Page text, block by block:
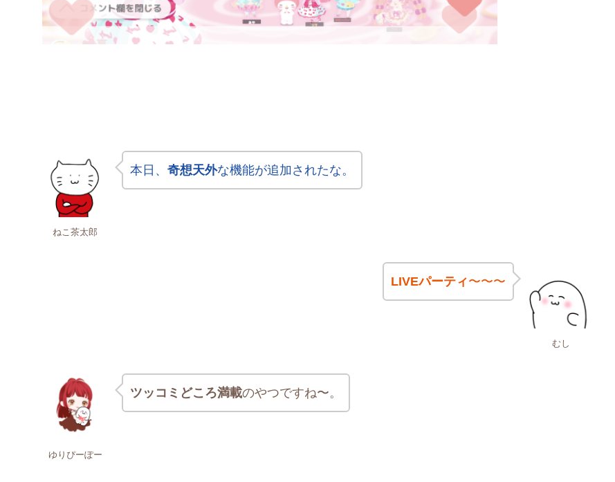
ねこ茶太郎
本日、奇想天外な機能が追加されたな。
むし
LIVEパーティ〜〜〜
ゆりぴーぽー
ツッコミどころ満載のやつですね〜。